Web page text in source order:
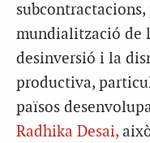
mundialització de
desinversió i la
productiva,
països
Radhika Desai,